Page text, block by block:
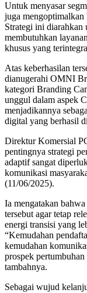
Untuk menyasar
juga
Strategi ini diarahkan
membutuhkan
khusus yang
Atas keberhasilan
dianugerahi OMNI
kategori Branding
unggul dalam aspek
menjadikannya
digital yang berhasil
Direktur Komersial
pentingnya strategi
adaptif sangat
komunikasi
(11/06/2025).
Ia mengatakan
tersebut agar tetap
energi transisi yang
“Kemudahan
kemudahan
prospek
tambahnya.
Sebagai wujud